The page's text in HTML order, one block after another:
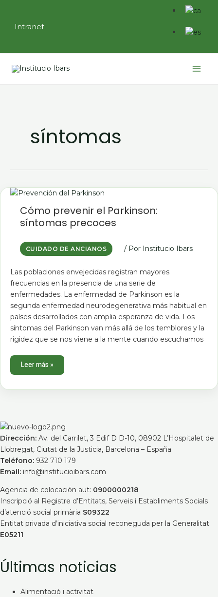
contenido
Intranet
síntomas
Cómo prevenir el Parkinson:
síntomas precoces
CUIDADO DE ANCIANOS / Por Institucio Ibars
Las poblaciones envejecidas registran mayores
frecuencias en la presencia de una serie de
enfermedades. La enfermedad de Parkinson es la
segunda enfermedad neurodegenerativa más habitual en
países desarrollados con amplia esperanza de vida. Los
síntomas del Parkinson van más allá de los temblores y la
rigidez que se nos viene a la mente cuando escuchamos
Cómo
prevenir
Parkinson:
síntomas
precoces
Leer más »
Dirección: Av. del Carrilet, 3 Edif D D-10, 08902 L’Hospitalet de
Llobregat, Ciutat de la Justicia, Barcelona – España
Teléfono: 932 710 179
Email: info@institucioibars.com
Agencia de colocación aut: 0900000218
Inscripció al Registre d’Entitats, Serveis i Establiments Socials
d’atenció social primària S09322
Entitat privada d’iniciativa social reconeguda per la Generalitat
E05211
Últimas noticias
Alimentació i activitat